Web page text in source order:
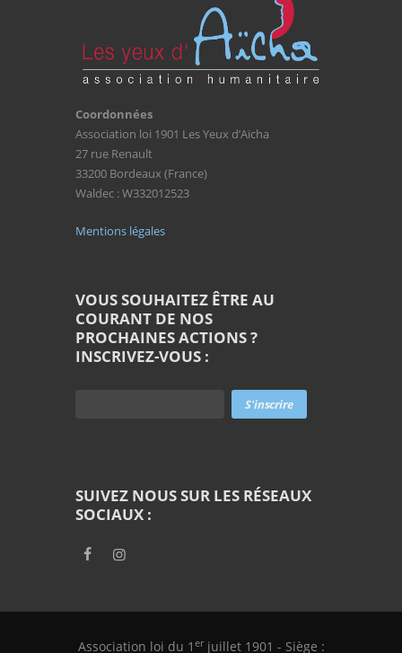
Coordonnées
Association loi 1901 Les Yeux d’Aïcha
27 rue Renault
33200 Bordeaux (France)
Waldec : W332012523
Mentions légales
VOUS SOUHAITEZ ÊTRE AU
COURANT DE NOS
PROCHAINES ACTIONS ?
INSCRIVEZ-VOUS :
SUIVEZ NOUS SUR LES RÉSEAUX
SOCIAUX :
Association loi du 1 erjuillet 1901 - Siège :